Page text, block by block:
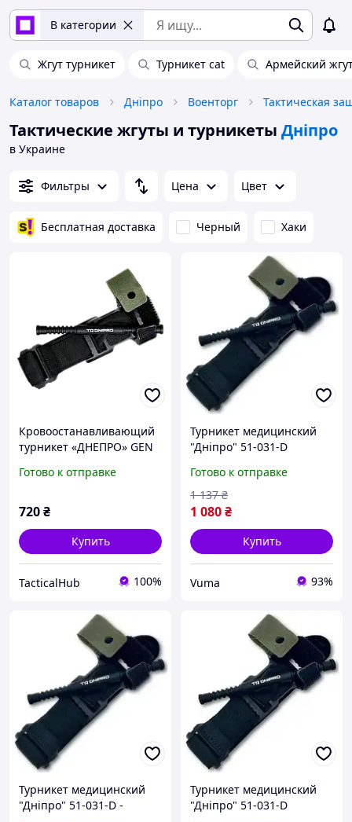
В категории
Жгут турникет Турникет cat Армейский
Каталог товаров Дніпро Военторг Тактическая
Тактические жгуты и турникеты Дніпро
в Украине
Фильтры Цена Цвет
Бесплатная доставка Черный Хаки
Кровоостанавливающий
турникет «ДНЕПРО» GEN
Готово к отправке
720₴
Купить
TacticalHub 100%
Турникет медицинский
"Дніпро" 51-031-D
Готово к отправке
1 080₴
1 137 ₴
Купить
Vuma 93%
Турникет медицинский
"Дніпро" 51-031-D -
Турникет медицинский
"Дніпро" 51-031-D